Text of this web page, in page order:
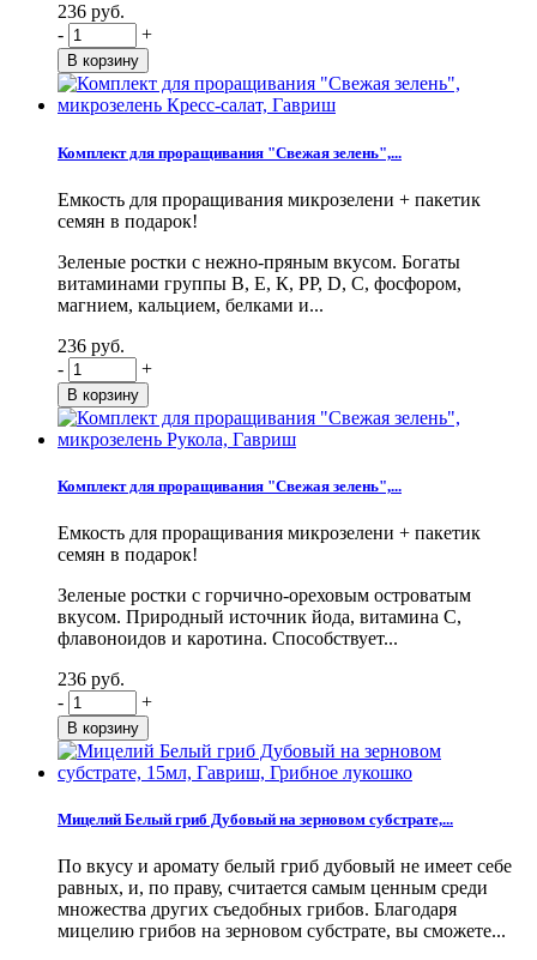
236 руб.
-
+
Комплект для проращивания "Свежая зелень",...
Емкость для проращивания микрозелени + пакетик
семян в подарок!
Зеленые ростки с нежно-пряным вкусом. Богаты
витаминами группы В, Е, К, PP, D, С, фосфором,
магнием, кальцием, белками и...
236 руб.
-
+
Комплект для проращивания "Свежая зелень",...
Емкость для проращивания микрозелени + пакетик
семян в подарок!
Зеленые ростки с горчично-ореховым островатым
вкусом. Природный источник йода, витамина С,
флавоноидов и каротина. Способствует...
236 руб.
-
+
Мицелий Белый гриб Дубовый на зерновом субстрате,...
По вкусу и аромату белый гриб дубовый не имеет себе
равных, и, по праву, считается самым ценным среди
множества других съедобных грибов. Благодаря
мицелию грибов на зерновом субстрате, вы сможете...